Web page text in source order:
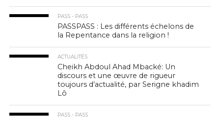
PASS - PASS
PASSPASS : Les différents échelons de
la Repentance dans la religion !
ACTUALITÉS
Cheikh Abdoul Ahad Mbacké: Un
discours et une œuvre de rigueur
toujours d’actualité, par Serigne khadim
Lô
PASS - PASS